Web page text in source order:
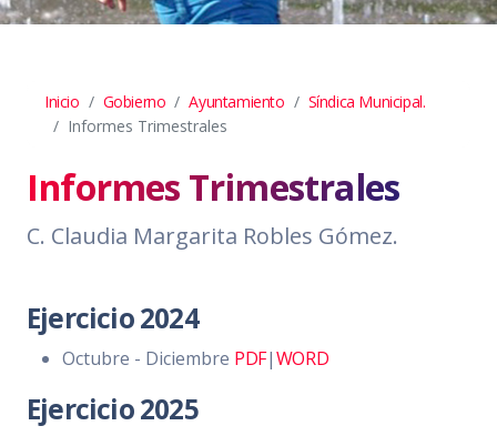
Inicio Gobierno Ayuntamiento
Síndica Municipal.
Informes Trimestrales
Informes Trimestrales
C. Claudia Margarita Robles Gómez.
Ejercicio 2024
Octubre - Diciembre PDF|WORD
Ejercicio 2025